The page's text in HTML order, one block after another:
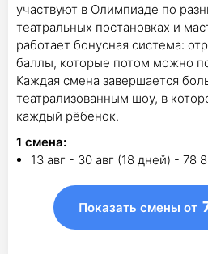
участвуют в Олимпиаде по
театральных постановках и
работает бонусная система:
баллы, которые потом можно
Каждая смена завершается
театрализованным шоу, в
каждый рёбенок.
1 смена:
13 авг - 30 авг (18 дней) - 78
Показать смены от